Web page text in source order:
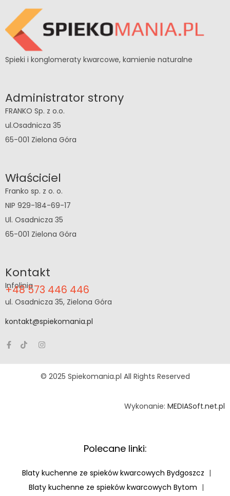
Spieki i konglomeraty kwarcowe, kamienie naturalne
Administrator strony
FRANKO Sp. z o.o.
ul.Osadnicza 35
65-001 Zielona Góra
Właściciel
Franko sp. z o. o.
NIP 929-184-69-17
Ul. Osadnicza 35
65-001 Zielona Góra
Kontakt
Infolinia
+48 573 446 446
ul. Osadnicza 35, Zielona Góra
kontakt@spiekomania.pl
© 2025 Spiekomania.pl All Rights Reserved
Wykonanie: MEDIASoft.net.pl
Polecane linki:
Blaty kuchenne ze spieków kwarcowych Bydgoszcz |
Blaty kuchenne ze spieków kwarcowych Bytom |